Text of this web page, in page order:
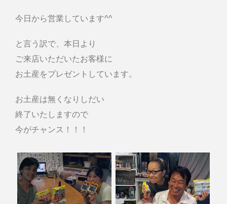
今日から営業しています^^
と言う訳で、本日より
ご来店いただいたお客様に
お土産をプレゼントしています。
お土産は無くなりしだい
終了いたしますので
今がチャンス！！！